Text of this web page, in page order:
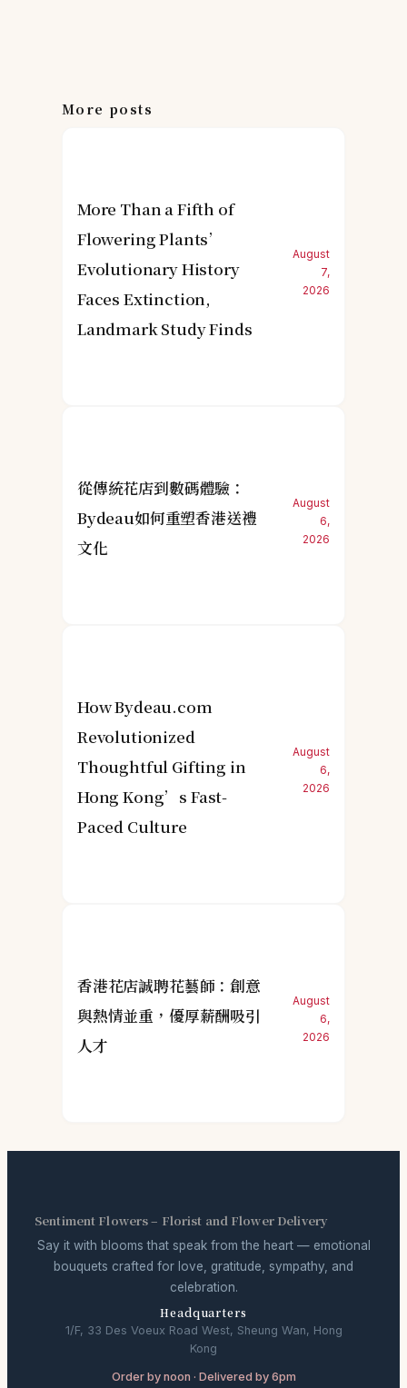
More posts
More Than a Fifth of
Flowering Plants’
Evolutionary History
Faces Extinction,
Landmark Study Finds
August
7,
2026
從傳統花店到數碼體驗：
Bydeau如何重塑香港送禮
文化
August
6,
2026
How Bydeau.com
Revolutionized
Thoughtful Gifting in
Hong Kong’s Fast-
Paced Culture
August
6,
2026
香港花店誠聘花藝師：創意
與熱情並重，優厚薪酬吸引
人才
August
6,
2026
Sentiment Flowers – Florist and Flower Delivery
Say it with blooms that speak from the heart — emotional
bouquets crafted for love, gratitude, sympathy, and
celebration.
Headquarters
1/F, 33 Des Voeux Road West, Sheung Wan, Hong
Kong
Order by noon · Delivered by 6pm